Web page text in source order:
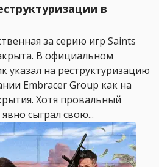
в
за серию игр Saints
В официальном
указал на реструктуризацию
Embracer Group как на
Хотя провальный
сыграл свою...